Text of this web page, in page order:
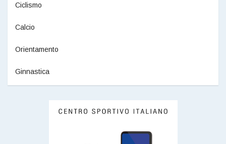
Ciclismo
Calcio
Orientamento
Ginnastica